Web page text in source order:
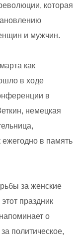
которая
и мужчин.
как
в ходе
в
немецкая
ежегодно в память
за женские
праздник
о
политическое,